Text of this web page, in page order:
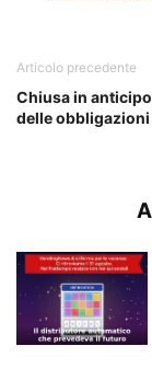
Articolo precedente
Chiusa in anticipo
delle obbligazioni